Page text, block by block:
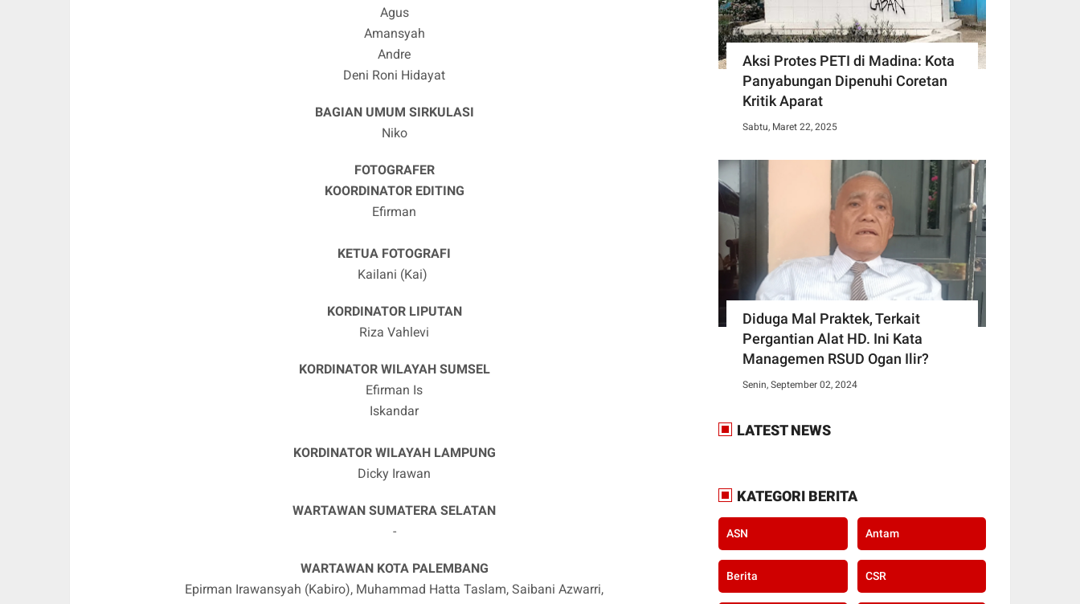
Agus
Amansyah
Andre
Deni Roni Hidayat
BAGIAN UMUM SIRKULASI
Niko
FOTOGRAFER
KOORDINATOR EDITING
Efirman
KETUA FOTOGRAFI
Kailani (Kai)
KORDINATOR LIPUTAN
Riza Vahlevi
KORDINATOR WILAYAH SUMSEL
Efirman Is
Iskandar
KORDINATOR WILAYAH LAMPUNG
Dicky Irawan
WARTAWAN SUMATERA SELATAN
-
WARTAWAN KOTA PALEMBANG
Epirman Irawansyah (Kabiro), Muhammad Hatta Taslam, Saibani Azwarri,
Aksi Protes PETI di Madina: Kota
Panyabungan Dipenuhi Coretan
Kritik Aparat
Sabtu, Maret 22, 2025
Diduga Mal Praktek, Terkait
Pergantian Alat HD. Ini Kata
Managemen RSUD Ogan Ilir?
Senin, September 02, 2024
LATEST NEWS
KATEGORI BERITA
ASN Antam
Berita CSR